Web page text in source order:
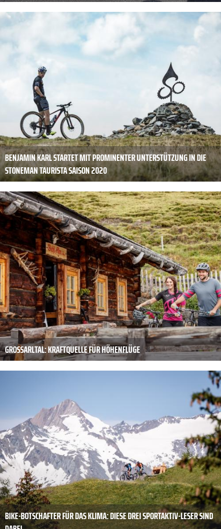
BENJAMIN KARL STARTET MIT PROMINENTER UNTERSTÜTZUNG IN DIE
STONEMAN TAURISTA SAISON 2020
GROSSARLTAL: KRAFTQUELLE FÜR HÖHENFLÜGE
BIKE-BOTSCHAFTER FÜR DAS KLIMA: DIESE DREI SPORTAKTIV-LESER SIND